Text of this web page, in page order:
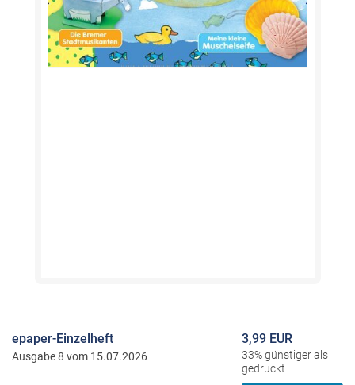
epaper-Einzelheft
Ausgabe 8 vom 15.07.2026
3,99 EUR
33% günstiger als
gedruckt